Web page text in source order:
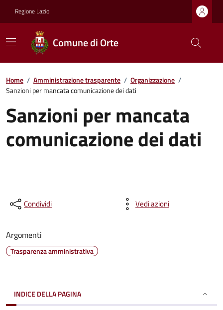
Regione Lazio
Comune di Orte
Home / Amministrazione trasparente / Organizzazione /
Sanzioni per mancata comunicazione dei dati
Sanzioni per mancata
comunicazione dei dati
Condividi Vedi azioni
Argomenti
Trasparenza amministrativa
INDICE DELLA PAGINA